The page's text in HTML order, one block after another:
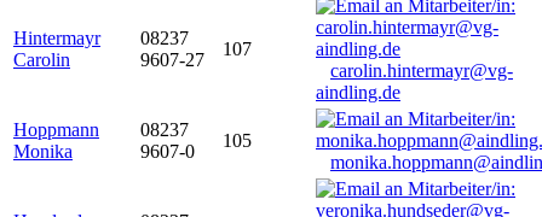
Hintermayr
Carolin
08237
9607-27
107
carolin.hintermayr@vg-
aindling.de
Hoppmann
Monika
08237
9607-0
105